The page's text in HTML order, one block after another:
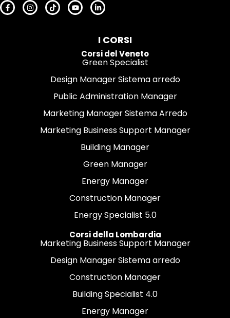
I CORSI
Corsi del Veneto
Green Specialist
Design Manager Sistema arredo
Public Administration Manager
Marketing Manager Sistema Arredo
Marketing Business Support Manager
Building Manager
Green Manager
Energy Manager
Construction Manager
Energy Specialist 5.0
Corsi della Lombardia
Marketing Business Support Manager
Design Manager Sistema arredo
Construction Manager
Building Specialist 4.0
Energy Manager